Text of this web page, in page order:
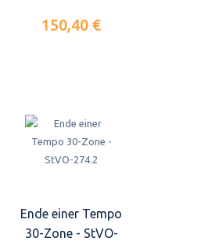
150,40 €
Ende einer Tempo
30-Zone - StVO-